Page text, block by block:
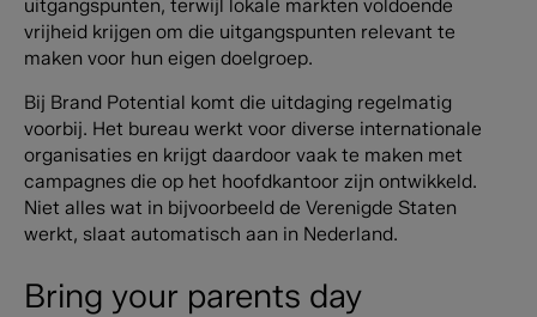
uitgangspunten, terwijl lokale markten voldoende
vrijheid krijgen om die uitgangspunten relevant te
maken voor hun eigen doelgroep.
Bij Brand Potential komt die uitdaging regelmatig
voorbij. Het bureau werkt voor diverse internationale
organisaties en krijgt daardoor vaak te maken met
campagnes die op het hoofdkantoor zijn ontwikkeld.
Niet alles wat in bijvoorbeeld de Verenigde Staten
werkt, slaat automatisch aan in Nederland.
Bring your parents day